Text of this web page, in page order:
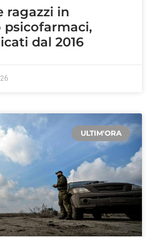
ragazzi in
psicofarmaci,
dal 2016
ULTIM'ORA